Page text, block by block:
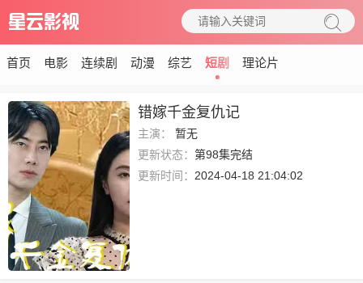
首页 电影 连续剧 动漫 综艺 短剧 理论片
错嫁千金复仇记
主演：
暂无
更新状态： 第98集完结
更新时间： 2024-04-18 21:04:02